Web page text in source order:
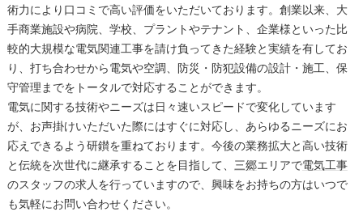
術力により口コミで高い評価をいただいております。創業以来、大
手商業施設や病院、学校、プラントやテナント、企業様といった比
較的大規模な電気関連工事を請け負ってきた経験と実績を有してお
り、打ち合わせから電気や空調、防災・防犯設備の設計・施工、保
守管理までをトータルで対応することができます。
電気に関する技術やニーズは日々速いスピードで変化しています
が、お声掛けいただいた際にはすぐに対応し、あらゆるニーズにお
応えできるよう研鑚を重ねております。今後の業務拡大と高い技術
と伝統を次世代に継承することを目指して、 三郷エリアで電気工事
のスタッフの求人を行っていますので、興味をお持ちの方はいつで
も気軽にお問い合わせください。